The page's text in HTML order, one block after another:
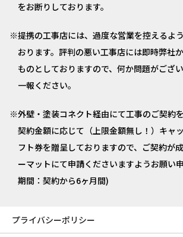
をお断りしております。
提携の工事店には、過度な営業を控えるよ
おります。評判の悪い工事店には即時弊社
ものとしておりますので、何か問題がござ
一報ください。
外壁・塗装コネクト経由にて工事のご契約
契約金額に応じて（上限金額無し！）キャ
フト券を贈呈しておりますので、ご契約が
ーマットにて申請くださいますようお願い
期間：契約から6ヶ月間)
プライバシーポリシー